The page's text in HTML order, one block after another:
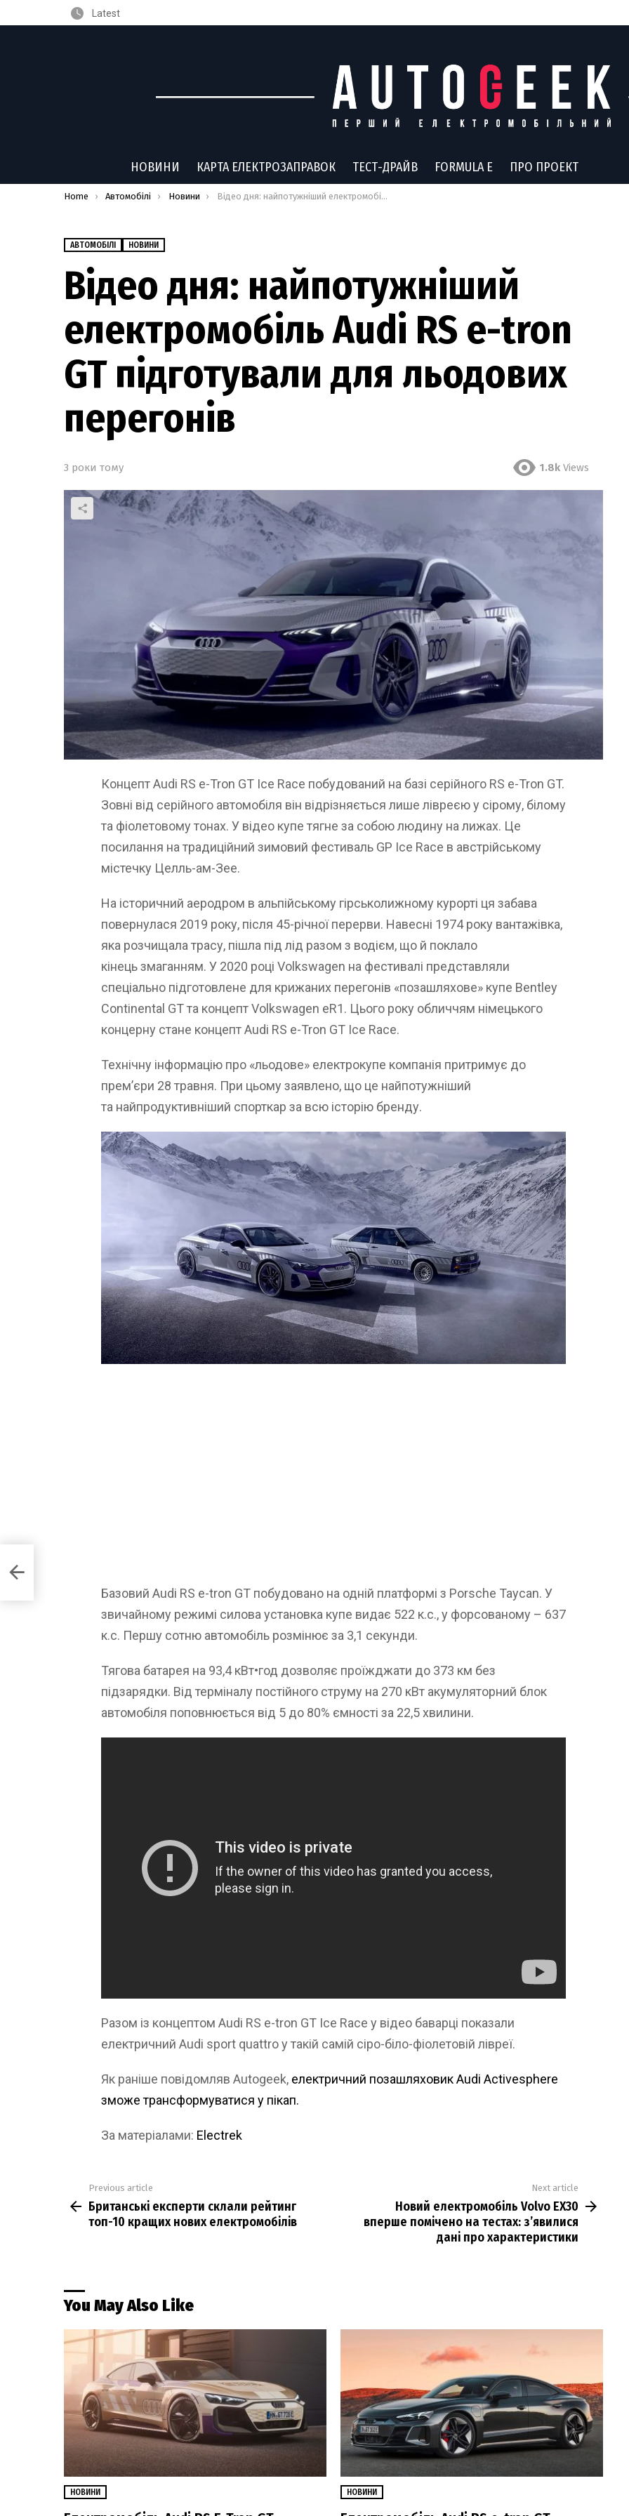
Latest
НОВИНИ КАРТА ЕЛЕКТРОЗАПРАВОК ТЕСТ-ДРАЙВ FORMULA E ПРО ПРОЕКТ
You are here:
Home Автомобілі Новини Відео дня: найпотужніший електромобіль Audi RS e-tron GT підготували для льодових перегонів
АВТОМОБІЛІ НОВИНИ
Відео дня: найпотужніший
електромобіль Audi RS e-tron
GT підготували для льодових
перегонів
3 роки тому 1.8k Views
Концепт Audi RS e-Tron GT Ice Race побудований на базі серійного RS e-Tron GT.
Зовні від серійного автомобіля він відрізняється лише лівреєю у сірому, білому
та фіолетовому тонах. У відео купе тягне за собою людину на лижах. Це
посилання на традиційний зимовий фестиваль GP Ice Race в австрійському
містечку Целль-ам-Зее.
На історичний аеродром в альпійському гірськолижному курорті ця забава
повернулася 2019 року, після 45-річної перерви. Навесні 1974 року вантажівка,
яка розчищала трасу, пішла під лід разом з водієм, що й поклало
кінець змаганням. У 2020 році Volkswagen на фестивалі представляли
спеціально підготовлене для крижаних перегонів «позашляхове» купе Bentley
Continental GT та концепт Volkswagen eR1. Цього року обличчям німецького
концерну стане концепт Audi RS e-Tron GT Ice Race.
Технічну інформацію про «льодове» електрокупе компанія притримує до
прем’єри 28 травня. При цьому заявлено, що це найпотужніший
та найпродуктивніший спорткар за всю історію бренду.
Базовий Audi RS e-tron GT побудовано на одній платформі з Porsche Taycan. У
звичайному режимі силова установка купе видає 522 к.с., у форсованому – 637
к.с. Першу сотню автомобіль розмінює за 3,1 секунди.
Тягова батарея на 93,4 кВт•год дозволяє проїжджати до 373 км без
підзарядки. Від терміналу постійного струму на 270 кВт акумуляторний блок
автомобіля поповнюється від 5 до 80% ємності за 22,5 хвилини.
Разом із концептом Audi RS e-tron GT Ice Race у відео баварці показали
електричний Audi sport quattro у такій самій сіро-біло-фіолетовій лівреї.
Як раніше повідомляв Autogeek, електричний позашляховик Audi Activesphere
зможе трансформуватися у пікап.
За матеріалами: Electrek
more
Previous article
Британські експерти склали рейтинг
топ-10 кращих нових електромобілів
Next article
Новий електромобіль Volvo EX30
вперше помічено на тестах: зʼявилися
дані про характеристики
You May Also Like
НОВИНИ НОВИНИ
10